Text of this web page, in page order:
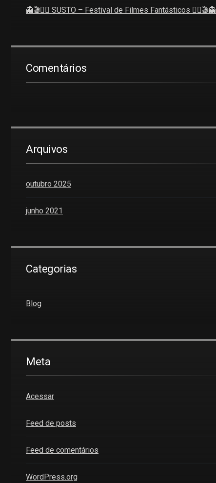
👻🎬🧜‍♀️ SUSTO – Festival de Filmes Fantásticos 🧜‍♀️🎬👻
Comentários
Arquivos
outubro 2025
junho 2021
Categorias
Blog
Meta
Acessar
Feed de posts
Feed de comentários
WordPress.org